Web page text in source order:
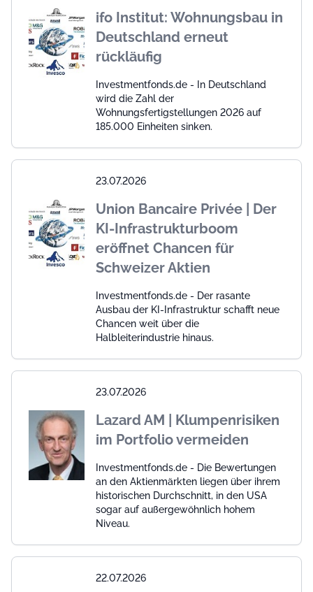
ifo Institut: Wohnungsbau in
Deutschland erneut
rückläufig
Investmentfonds.de - In Deutschland
wird die Zahl der
Wohnungsfertigstellungen 2026 auf
185.000 Einheiten sinken.
23.07.2026
Union Bancaire Privée | Der
KI-Infrastrukturboom
eröffnet Chancen für
Schweizer Aktien
Investmentfonds.de - Der rasante
Ausbau der KI-Infrastruktur schafft neue
Chancen weit über die
Halbleiterindustrie hinaus.
23.07.2026
Lazard AM | Klumpenrisiken
im Portfolio vermeiden
Investmentfonds.de - Die Bewertungen
an den Aktienmärkten liegen über ihrem
historischen Durchschnitt, in den USA
sogar auf außergewöhnlich hohem
Niveau.
22.07.2026